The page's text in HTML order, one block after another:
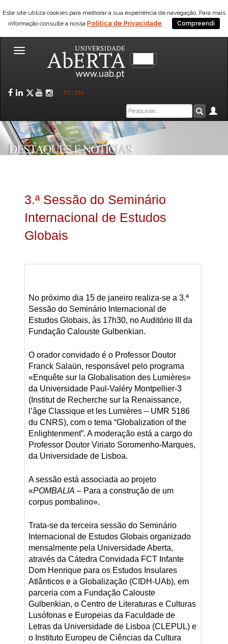
Este site utiliza cookies para melhorar a sua experiência de navegação. Para mais
informação consulte a nossa Política de Privacidade Compreendi
Toggle
Facebook
LinkedIn
Twitter
YouTube
Instagram
PT EN
Caixa
de
pesquisa
3.ª Sessão do Seminário
Internacional de Estudos
Globais
No próximo dia 15 de janeiro realiza-se a 3.ª
Sessão do Seminário Internacional de
Estudos Globais, às 17h30, no Auditório III da
Fundação Calouste Gulbenkian.
O orador convidado é o Professor Doutor
Franck Salaün, responsável pelo programa
«Enquête sur la Globalisation des Lumières»
da Universidade Paul-Valéry Montpellier-3
(Institut de Recherche sur la Renaissance,
l’âge Classique et les Lumières – UMR 5186
du CNRS), com o tema “Globalization of the
Enlightenment”. A moderação está a cargo do
Professor Doutor Viriato Soromenho-Marques,
da Universidade de Lisboa.
A sessão está associada ao projeto
«POMBALIA – Para a construção de um
corpus pombalino».
Trata-se da terceira sessão do Seminário
Internacional de Estudos Globais organizado
mensalmente pela Universidade Aberta,
através da Cátedra Convidada FCT Infante
Dom Henrique para os Estudos Insulares
Atlânticos e a Globalização (CIDH-UAb), em
parceria com a Fundação Calouste
Gulbenkian, o Centro de Literaturas e Culturas
Lusófonas e Europeias da Faculdade de
Letras da Universidade de Lisboa (CLEPUL) e
o Instituto Europeu de Ciências da Cultura